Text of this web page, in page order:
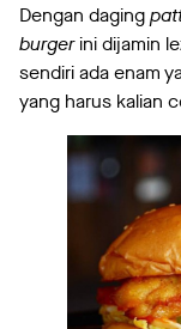
Dengan daging
burgerini dijamin
sendiri ada enam
yang harus kalian